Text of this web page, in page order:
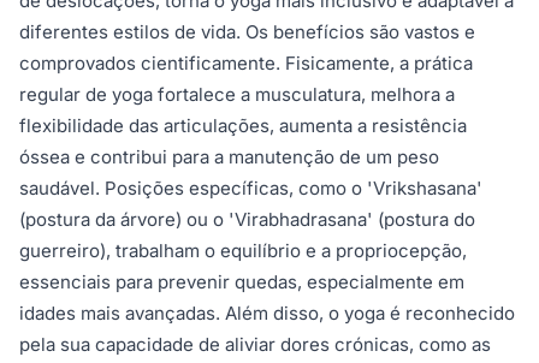
diferentes estilos de vida. Os benefícios são vastos e
comprovados cientificamente. Fisicamente, a prática
regular de yoga fortalece a musculatura, melhora a
flexibilidade das articulações, aumenta a resistência
óssea e contribui para a manutenção de um peso
saudável. Posições específicas, como o 'Vrikshasana'
(postura da árvore) ou o 'Virabhadrasana' (postura do
guerreiro), trabalham o equilíbrio e a propriocepção,
essenciais para prevenir quedas, especialmente em
idades mais avançadas. Além disso, o yoga é reconhecido
pela sua capacidade de aliviar dores crónicas, como as